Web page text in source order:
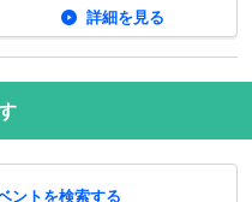
詳細を見る
ントを検索する